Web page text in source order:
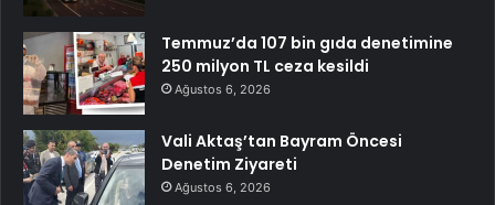
Temmuz’da 107 bin gıda denetimine
250 milyon TL ceza kesildi
Ağustos 6, 2026
Vali Aktaş’tan Bayram Öncesi
Denetim Ziyareti
Ağustos 6, 2026